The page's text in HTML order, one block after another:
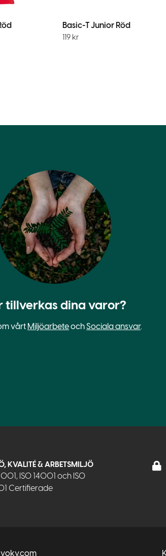
Basic-T Junior Röd
119 kr
tillverkas dina varor?
vårt MiljöarbeteochSociala ansvar.
KVALITÉ & ARBETSMILJÖ
ISO 14001 och ISO
Certifierade